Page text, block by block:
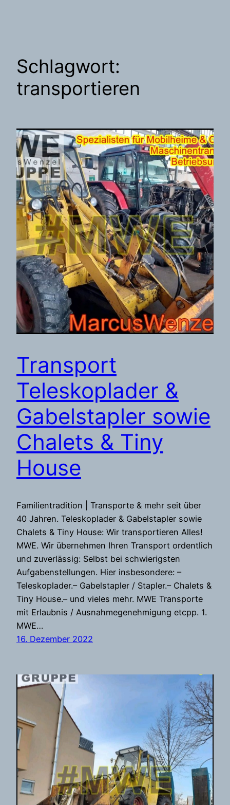
Schlagwort:
transportieren
Transport
Teleskoplader &
Gabelstapler sowie
Chalets & Tiny
House
Familientradition | Transporte & mehr seit über
40 Jahren. Teleskoplader & Gabelstapler sowie
Chalets & Tiny House: Wir transportieren Alles!
MWE. Wir übernehmen Ihren Transport ordentlich
und zuverlässig: Selbst bei schwierigsten
Aufgabenstellungen. Hier insbesondere: –
Teleskoplader.– Gabelstapler / Stapler.– Chalets &
Tiny House.– und vieles mehr. MWE Transporte
mit Erlaubnis / Ausnahmegenehmigung etcpp. 1.
MWE…
16. Dezember 2022